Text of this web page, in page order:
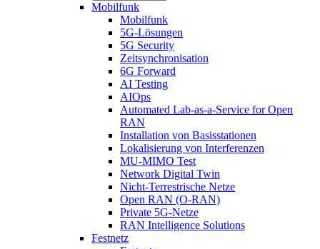
Mobilfunk
Mobilfunk
5G-Lösungen
5G Security
Zeitsynchronisation
6G Forward
AI Testing
AIOps
Automated Lab-as-a-Service for Open
RAN
Installation von Basisstationen
Lokalisierung von Interferenzen
MU-MIMO Test
Network Digital Twin
Nicht-Terrestrische Netze
Open RAN (O-RAN)
Private 5G-Netze
RAN Intelligence Solutions
Festnetz